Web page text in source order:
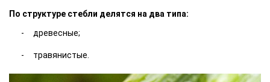
По структуре стебли делятся на два типа:
древесные;
травянистые.